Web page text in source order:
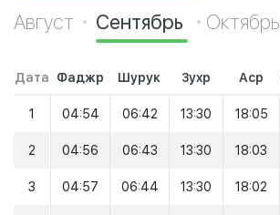
Август Сентябрь Октябрь
Дата Фаджр Шурук Зухр Аср
1 04:54 06:42 13:30 18:05
2 04:56 06:43 13:30 18:03
3 04:57 06:44 13:30 18:02